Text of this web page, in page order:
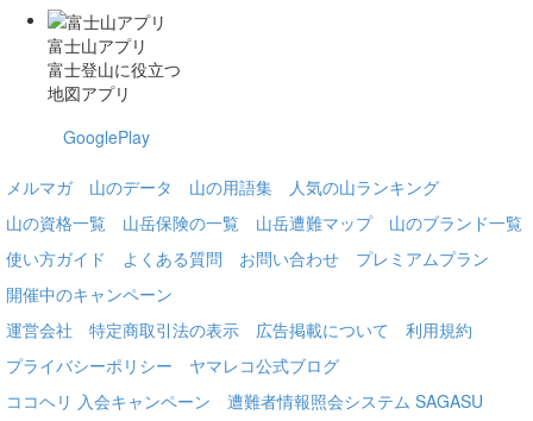
富士山アプリ
富士登山に役立つ
地図アプリ
GooglePlay
メルマガ 山のデータ 山の用語集
人気の山ランキング
山の資格一覧
山岳保険の一覧 山岳遭難マップ
山のブランド一覧
使い方ガイド
よくある質問 お問い合わせ
プレミアムプラン
開催中のキャンペーン
運営会社
特定商取引法の表示 広告掲載について
利用規約
プライバシーポリシー
ヤマレコ公式ブログ
ココヘリ 入会キャンペーン
遭難者情報照会システム SAGASU